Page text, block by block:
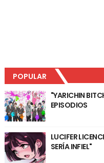
POPULAR
"YARICHIN
EPISODIOS
LUCIFER
SERÍA INFIEL"